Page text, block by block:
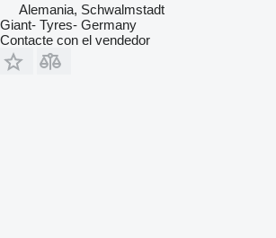
Alemania, Schwalmstadt
Giant- Tyres- Germany
Contacte con el vendedor